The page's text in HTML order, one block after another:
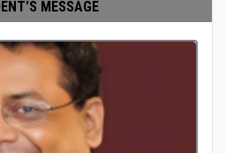
MESSAGE